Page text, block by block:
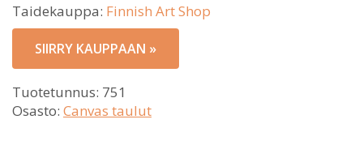
Taidekauppa: Finnish Art Shop
SIIRRY KAUPPAAN »
Tuotetunnus: 751
Osasto: Canvas taulut